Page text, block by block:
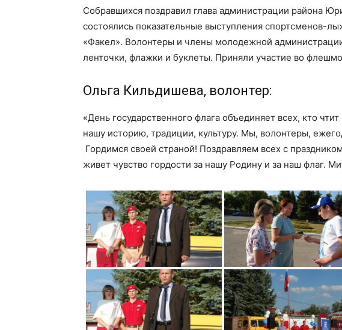
Собравшихся поздравил глава администрации района
состоялись показательные выступления спортсменов-
«Факел». Волонтеры и члены молодежной
ленточки, флажки и буклеты. Приняли участие во
Ольга Кильдишева, волонтер:
«День государственного флага объединяет всех, кто
нашу историю, традиции, культуру. Мы, волонтеры,
Гордимся своей страной! Поздравляем всех с
живет чувство гордости за нашу Родину и за наш флаг.